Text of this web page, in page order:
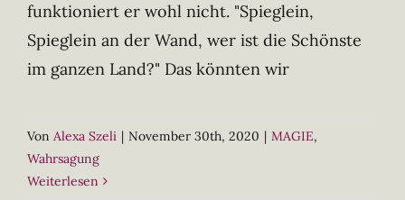
funktioniert er wohl nicht. "Spieglein,
Spieglein an der Wand, wer ist die Schönste
im ganzen Land?" Das könnten wir
Von Alexa Szeli | November 30th, 2020 | MAGIE,
Wahrsagung
Weiterlesen